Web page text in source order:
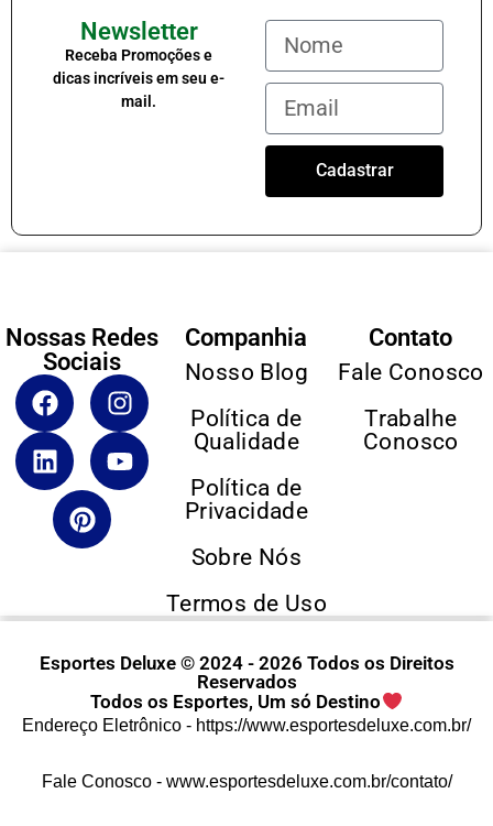
Newsletter
Receba Promoções e
dicas incríveis em seu e-
mail.
Cadastrar
Nossas Redes
Sociais
Companhia
Nosso Blog
Política de
Qualidade
Política de
Privacidade
Sobre Nós
Termos de Uso
Contato
Fale Conosco
Trabalhe
Conosco
Esportes Deluxe © 2024 - 2026 Todos os Direitos
Reservados
Todos os Esportes, Um só Destino
Endereço Eletrônico - https://www.esportesdeluxe.com.br/
Fale Conosco - www.esportesdeluxe.com.br/contato/